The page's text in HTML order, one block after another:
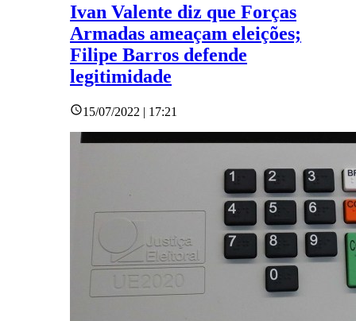
Ivan Valente diz que Forças
Armadas ameaçam eleições;
Filipe Barros defende
legitimidade
15/07/2022 | 17:21